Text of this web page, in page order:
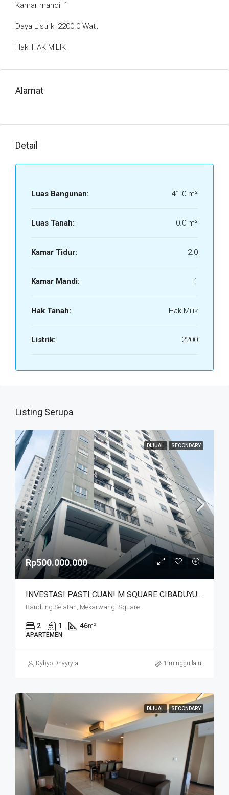
Kamar mandi: 1
Daya Listrik: 2200.0 Watt
Hak: HAK MILIK
Alamat
Detail
Luas Bangunan: 41.0 m²
Luas Tanah: 0.0 m²
Kamar Tidur: 2.0
Kamar Mandi: 1
Hak Tanah: Hak Milik
Listrik: 2200
Listing Serupa
DIJUAL SECONDARY
Rp500.000.000
INVESTASI PASTI CUAN! M SQUARE CIBADUYUT DEKAT MEKARWANGI
Bandung Selatan, Mekarwangi Square
2 1 46m²
APARTEMEN
Dybyo Dhayryta 1 minggu lalu
DIJUAL SECONDARY